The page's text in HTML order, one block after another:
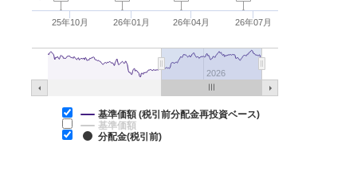
26年01月 26年07月
25年10月 26年04月
2026
基準価額 (税引前分配金再投資ベース)
基準価額
分配金(税引前)